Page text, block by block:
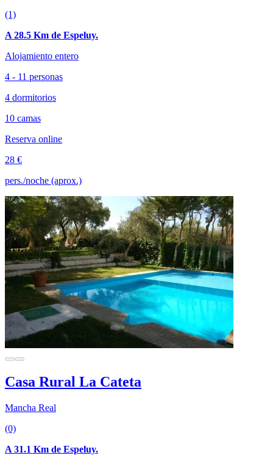
(1)
A 28.5 Km de Espeluy.
Alojamiento entero
4 - 11 personas
4 dormitorios
10 camas
Reserva online
28 €
pers./noche (aprox.)
Casa Rural La Cateta
Mancha Real
(0)
A 31.1 Km de Espeluy.